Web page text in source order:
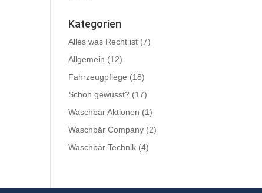
Kategorien
Alles was Recht ist (7)
Allgemein (12)
Fahrzeugpflege (18)
Schon gewusst? (17)
Waschbär Aktionen (1)
Waschbär Company (2)
Waschbär Technik (4)